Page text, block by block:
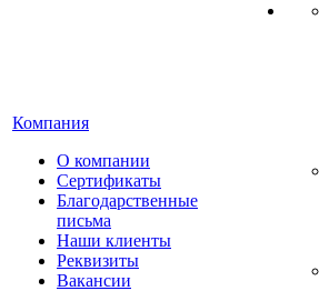
Компания
О компании
Сертификаты
Благодарственные
письма
Наши клиенты
Реквизиты
Вакансии